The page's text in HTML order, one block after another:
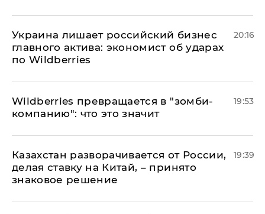
​Украина лишает российский бизнес
главного актива: экономист об ударах
по Wildberries
20:16
Wildberries превращается в "зомби-
компанию": что это значит
19:53
Казахстан разворачивается от России,
делая ставку на Китай, – принято
знаковое решение
19:39